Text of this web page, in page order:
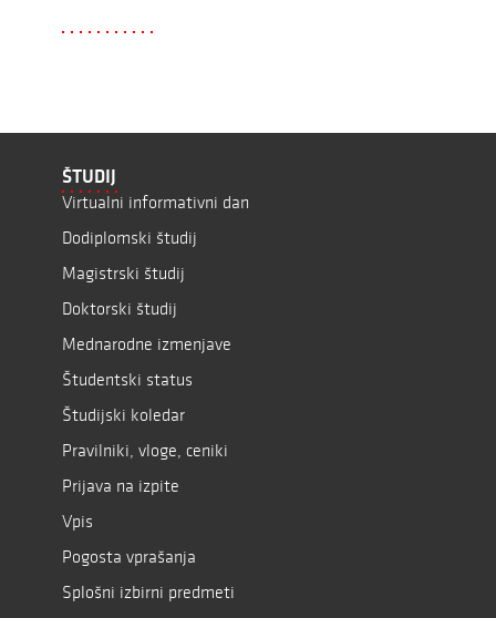
ŠTUDIJ
Virtualni informativni dan
Dodiplomski študij
Magistrski študij
Doktorski študij
Mednarodne izmenjave
Študentski status
Študijski koledar
Pravilniki, vloge, ceniki
Prijava na izpite
Vpis
Pogosta vprašanja
Splošni izbirni predmeti